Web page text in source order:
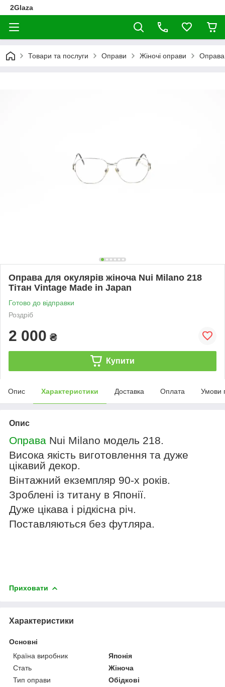
2Glaza
Товари та послуги Оправи Жіночі оправи Оправа
Оправа для окулярів жіноча Nui Milano 218
Тітан Vintage Made in Japan
Готово до відправки
Роздріб
2 000 ₴
Купити
Опис Характеристики Доставка Оплата Умови
Опис
Оправа Nui Milano модель 218.
Висока якість виготовлення та дуже
цікавий декор.
Вінтажний екземпляр 90-х років.
Зроблені із титану в Японії.
Дуже цікава і рідкісна річ.
Поставляються без футляра.
Приховати
Характеристики
Основні
Країна виробник
Японія
Стать
Жіноча
Тип оправи
Обідкові